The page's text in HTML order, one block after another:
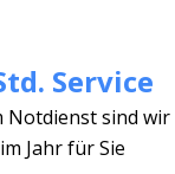
Service
Notdienst sind wir
Jahr für Sie